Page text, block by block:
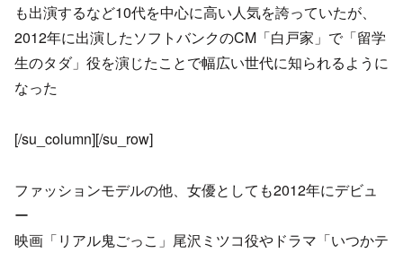
も出演するなど10代を中心に高い人気を誇っていたが、
2012年に出演したソフトバンクのCM「白戸家」で「留学
生のタダ」役を演じたことで幅広い世代に知られるように
なった
[/su_column][/su_row]
ファッションモデルの他、女優としても2012年にデビュ
ー
映画「リアル鬼ごっこ」尾沢ミツコ役やドラマ「いつかテ